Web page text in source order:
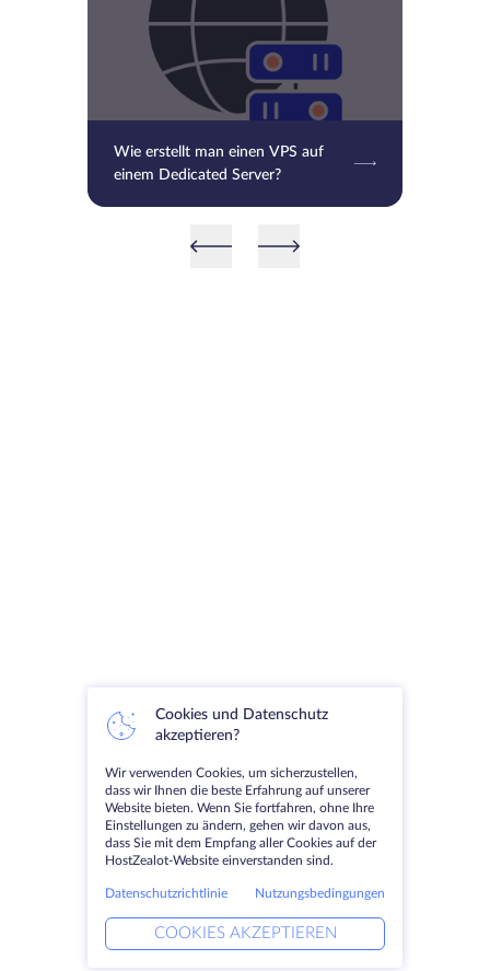
Wie erstellt man einen VPS auf
einem Dedicated Server?
Cookies und Datenschutz
akzeptieren?
Wir verwenden Cookies, um sicherzustellen,
dass wir Ihnen die beste Erfahrung auf unserer
Website bieten. Wenn Sie fortfahren, ohne Ihre
Einstellungen zu ändern, gehen wir davon aus,
dass Sie mit dem Empfang aller Cookies auf der
HostZealot-Website einverstanden sind.
Datenschutzrichtlinie Nutzungsbedingungen
COOKIES AKZEPTIEREN